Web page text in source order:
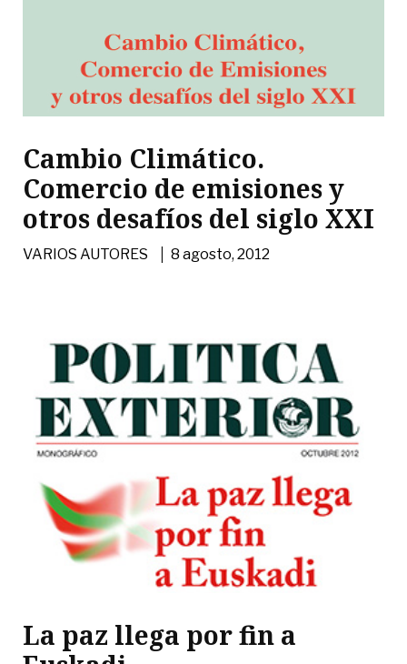
Cambio Climático.
Comercio de emisiones y
otros desafíos del siglo XXI
VARIOS AUTORES |8 agosto, 2012
La paz llega por fin a